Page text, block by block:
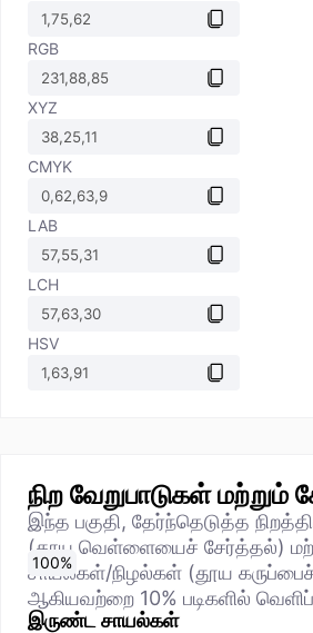
RGB
XYZ
CMYK
LAB
LCH
HSV
நிற வேறுபாடுகள்
இந்த பகுதி, தேர்ந்தெடுத்த
(தூய வெள்ளையைச் சேர்த்தல்)
சாயல்கள்/நிழல்கள் (தூய
ஆகியவற்றை 10% படிகளில்
இருண்ட சாயல்கள்
0%
10%
20%
30%
40%
50%
60%
70%
80%
90%
100%